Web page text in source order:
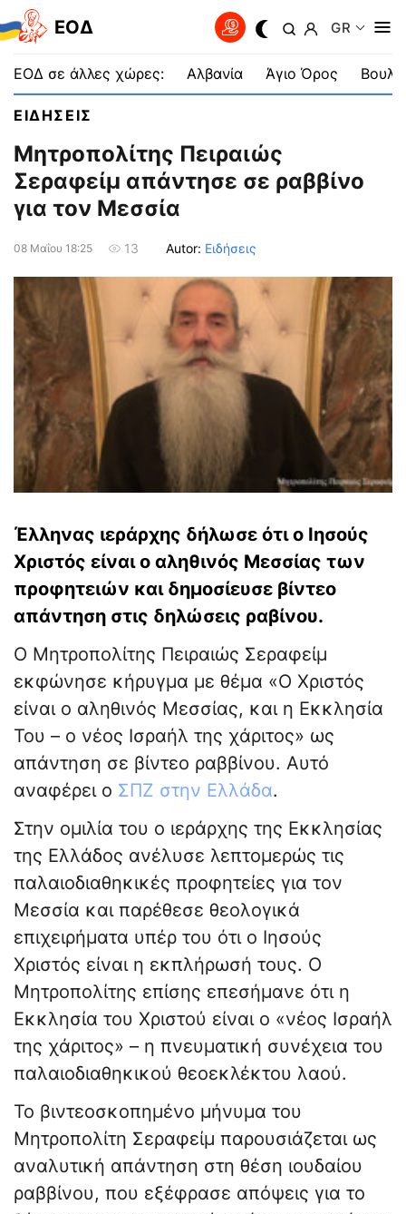
EOΔ GR
ΕΟΔ σε άλλες χώρες: Αλβανία Άγιο Όρος
ΕΙΔΗΣΕΙΣ
Μητροπολίτης Πειραιώς
Σεραφείμ απάντησε σε ραββίνο
για τον Μεσσία
08 Μαΐου 18:25 13 Autor: Ειδήσεις
Έλληνας ιεράρχης δήλωσε ότι ο Ιησούς
Χριστός είναι ο αληθινός Μεσσίας των
προφητειών και δημοσίευσε βίντεο
απάντηση στις δηλώσεις ραβίνου.
Ο Μητροπολίτης Πειραιώς Σεραφείμ
εκφώνησε κήρυγμα με θέμα «Ο Χριστός
είναι ο αληθινός Μεσσίας, και η Εκκλησία
Του – ο νέος Ισραήλ της χάριτος» ως
απάντηση σε βίντεο ραββίνου. Αυτό
αναφέρει ο ΣΠΖ στην Ελλάδα.
Στην ομιλία του ο ιεράρχης της Εκκλησίας
της Ελλάδος ανέλυσε λεπτομερώς τις
παλαιοδιαθηκικές προφητείες για τον
Μεσσία και παρέθεσε θεολογικά
επιχειρήματα υπέρ του ότι ο Ιησούς
Χριστός είναι η εκπλήρωσή τους. Ο
Μητροπολίτης επίσης επεσήμανε ότι η
Εκκλησία του Χριστού είναι ο «νέος Ισραήλ
της χάριτος» – η πνευματική συνέχεια του
παλαιοδιαθηκικού θεοεκλέκτου λαού.
Το βιντεοσκοπημένο μήνυμα του
Μητροπολίτη Σεραφείμ παρουσιάζεται ως
αναλυτική απάντηση στη θέση ιουδαίου
ραββίνου, που εξέφρασε απόψεις για το